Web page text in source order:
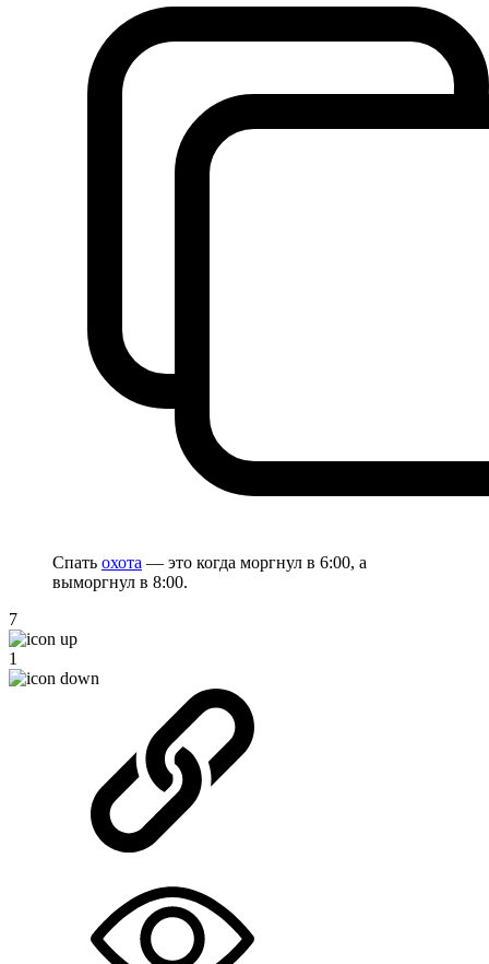
Спать охота — это когда моргнул в 6:00, а
выморгнул в 8:00.
7
1